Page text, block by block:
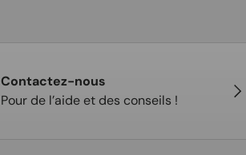
Contactez-nous
Pour de l’aide et des conseils !